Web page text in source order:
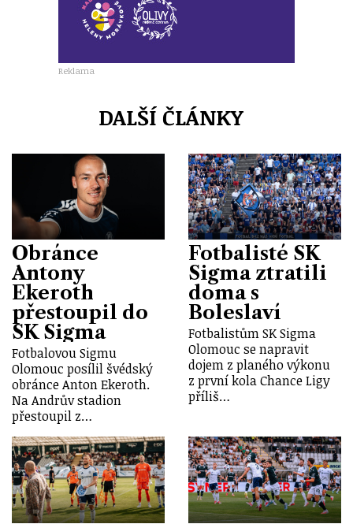
Reklama
DALŠÍ ČLÁNKY
Obránce
Antony
Ekeroth
přestoupil do
SK Sigma
Fotbalovou Sigmu
Olomouc posílil švédský
obránce Anton Ekeroth.
Na Andrův stadion
přestoupil z…
Fotbalisté SK
Sigma ztratili
doma s
Boleslaví
Fotbalistům SK Sigma
Olomouc se napravit
dojem z planého výkonu
z první kola Chance Ligy
příliš…